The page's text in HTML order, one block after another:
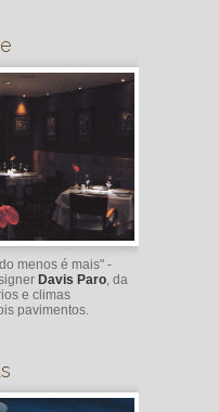
menos é mais" -
Davis Paro, da
e climas
pavimentos.